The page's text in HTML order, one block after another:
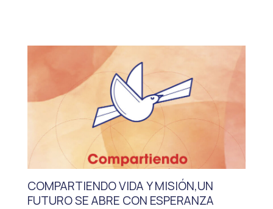
COMPARTIENDO VIDA Y MISIÓN,UN
FUTURO SE ABRE CON ESPERANZA